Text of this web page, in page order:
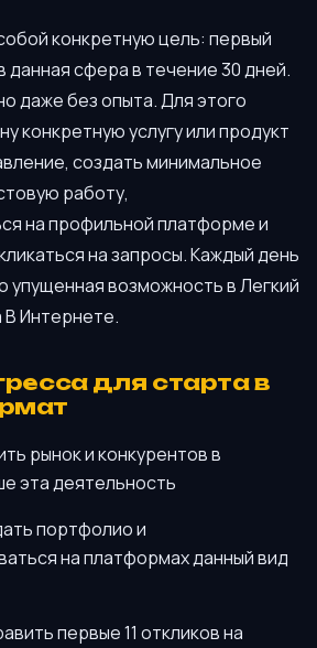
конкретную цель: первый
данная сфера в течение 30 дней.
даже без опыта. Для этого
конкретную услугу или продукт
создать минимальное
работу,
на профильной платформе и
на запросы. Каждый день
упущенная возможность в Легкий
Интернете.
для старта в
рынок и конкурентов в
эта деятельность
портфолио и
на платформах данный вид
первые 11 откликов на